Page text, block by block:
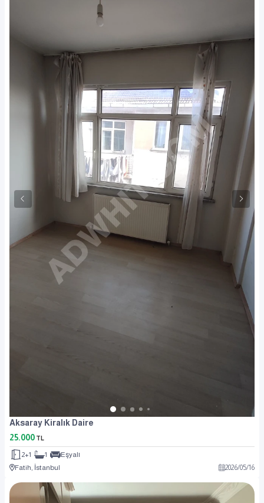
Aksaray Kiralık Daire
25.000 TL
2+1 1
Eşyalı
Fatih, İstanbul
2026/05/16